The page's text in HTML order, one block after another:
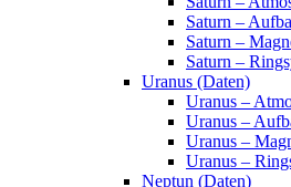
Saturn –
Saturn –
Saturn –
Uranus (Daten)
Uranus –
Uranus –
Uranus –
Uranus –
Neptun (Daten)